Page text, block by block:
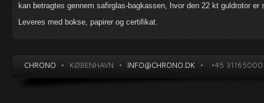
kan betragtes gennem safirglas-bagkassen, hvor den 22 kt guldrotor er
Leveres med bokse, papirer og certifikat.
CHRONO • KØBENHAVN • INFO@CHRONO.DK • +45 31165000